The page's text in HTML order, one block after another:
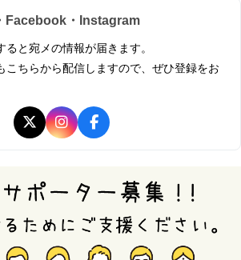
Facebook・Instagram
と宛メの情報が届きます。
こちらから配信しますので、ぜひ登録をお